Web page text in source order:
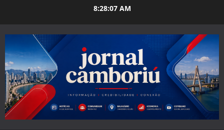
8:28:09 AM